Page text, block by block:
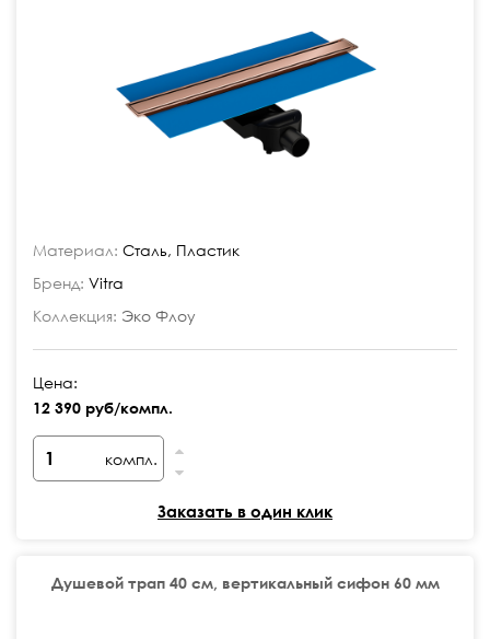
Материал: Сталь, Пластик
Бренд: Vitra
Коллекция: Эко Флоу
Цена:
12 390 руб/компл.
компл.
Заказать в один клик
Душевой трап 40 см, вертикальный сифон 60 мм